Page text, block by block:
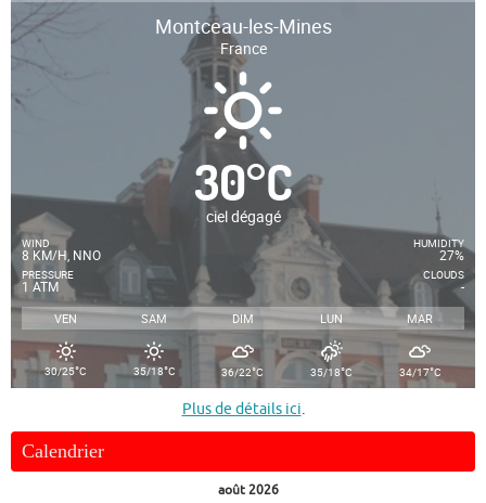
Montceau-les-Mines
France
30°C
ciel dégagé
WIND
8 KM/H, NNO
PRESSURE
1 ATM
HUMIDITY
27%
CLOUDS
-
VEN SAM DIM LUN MAR
30/25°C 35/18°C 36/22°C 35/18°C 34/17°C
Plus de détails ici.
Calendrier
août 2026